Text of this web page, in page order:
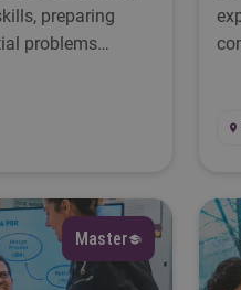
preparing
problems
Master